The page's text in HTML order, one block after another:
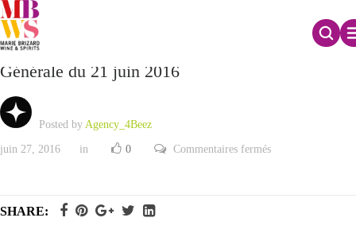
Résultat des votes exprimés lors de l’Assemblée
Générale du 21 juin 2016
Posted by Agency_4Beez
juin 27, 2016 in 0 Commentaires ferméssur
SHARE: